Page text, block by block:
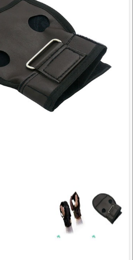
آموزشی
مراقبت
محیطی
و
درمانی